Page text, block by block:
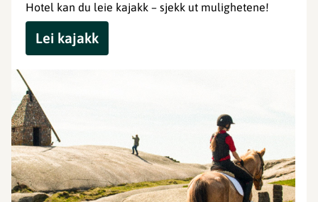
Hotel kan du leie kajakk – sjekk ut mulighetene!
Lei kajakk